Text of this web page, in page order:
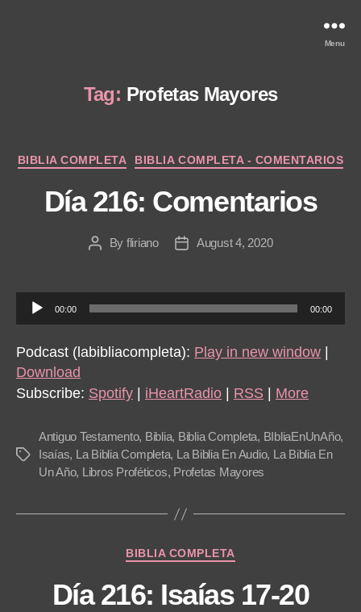
Menu
Tag: Profetas Mayores
Categories
BIBLIA COMPLETA BIBLIA COMPLETA - COMENTARIOS
Día 216: Comentarios
PostBy fliriano
PostAugust 4, 2020
u
d
i
o
a
r
00:00 00:00
Podcast (labibliacompleta): Play in new window
Download
Subscribe: Spotify iHeartRadio RSS More
Tags
Antiguo Testamento, Biblia, Biblia Completa, BIbliaEnUnAño,
Isaías, La Biblia Completa, La Biblia En Audio, La Biblia En
Un Año, Libros Proféticos, Profetas Mayores
Categories
BIBLIA COMPLETA
Día 216: Isaías 17-20